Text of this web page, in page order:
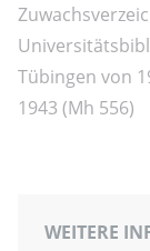
Tübingen von
1943 (Mh 556)
WEITERE